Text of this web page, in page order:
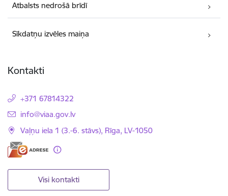
Atbalsts nedrošā brīdī
Sīkdatņu izvēles maiņa
Kontakti
+371 67814322
E-pasts:
info@viaa.gov.lv
Vaļņu iela 1 (3.-6. stāvs), Rīga, LV-1050
Visi kontakti